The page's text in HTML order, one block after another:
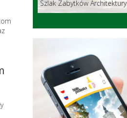
Szlak Zabytków Architektury